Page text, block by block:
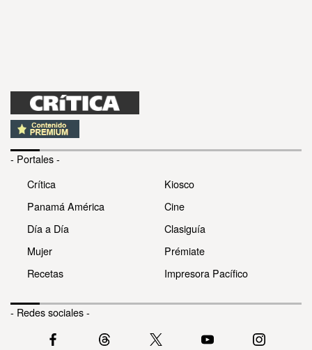
- Portales -
Crítica
Panamá América
Día a Día
Mujer
Recetas
Kiosco
Cine
Clasiguía
Prémiate
Impresora Pacífico
- Redes sociales -